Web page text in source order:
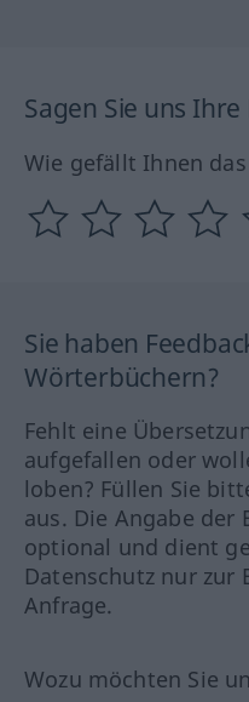
Sagen Sie uns
Wie gefällt Ihnen
Sie haben
Wörterbüchern?
Fehlt eine
aufgefallen oder
loben? Füllen Sie
aus. Die Angabe der
optional und dient
Datenschutz nur
Anfrage.
Wozu möchten Sie